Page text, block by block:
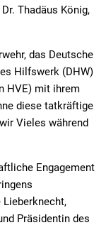
Thadäus König,
das Deutsche
Hilfswerk (DHW)
HVE) mit ihrem
diese tatkräftige
Vieles während
Engagement
Präsidentin des